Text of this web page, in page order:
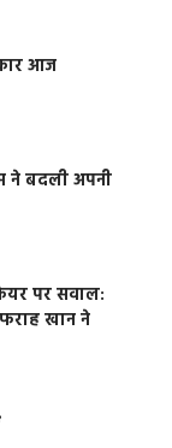
आज
बदली अपनी
पर सवाल:
खान ने